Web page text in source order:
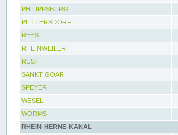
PHILIPPSBURG
PLITTERSDORF
REES
RHEINWEILER
RUST
SANKT GOAR
SPEYER
WESEL
WORMS
RHEIN-HERNE-KANAL